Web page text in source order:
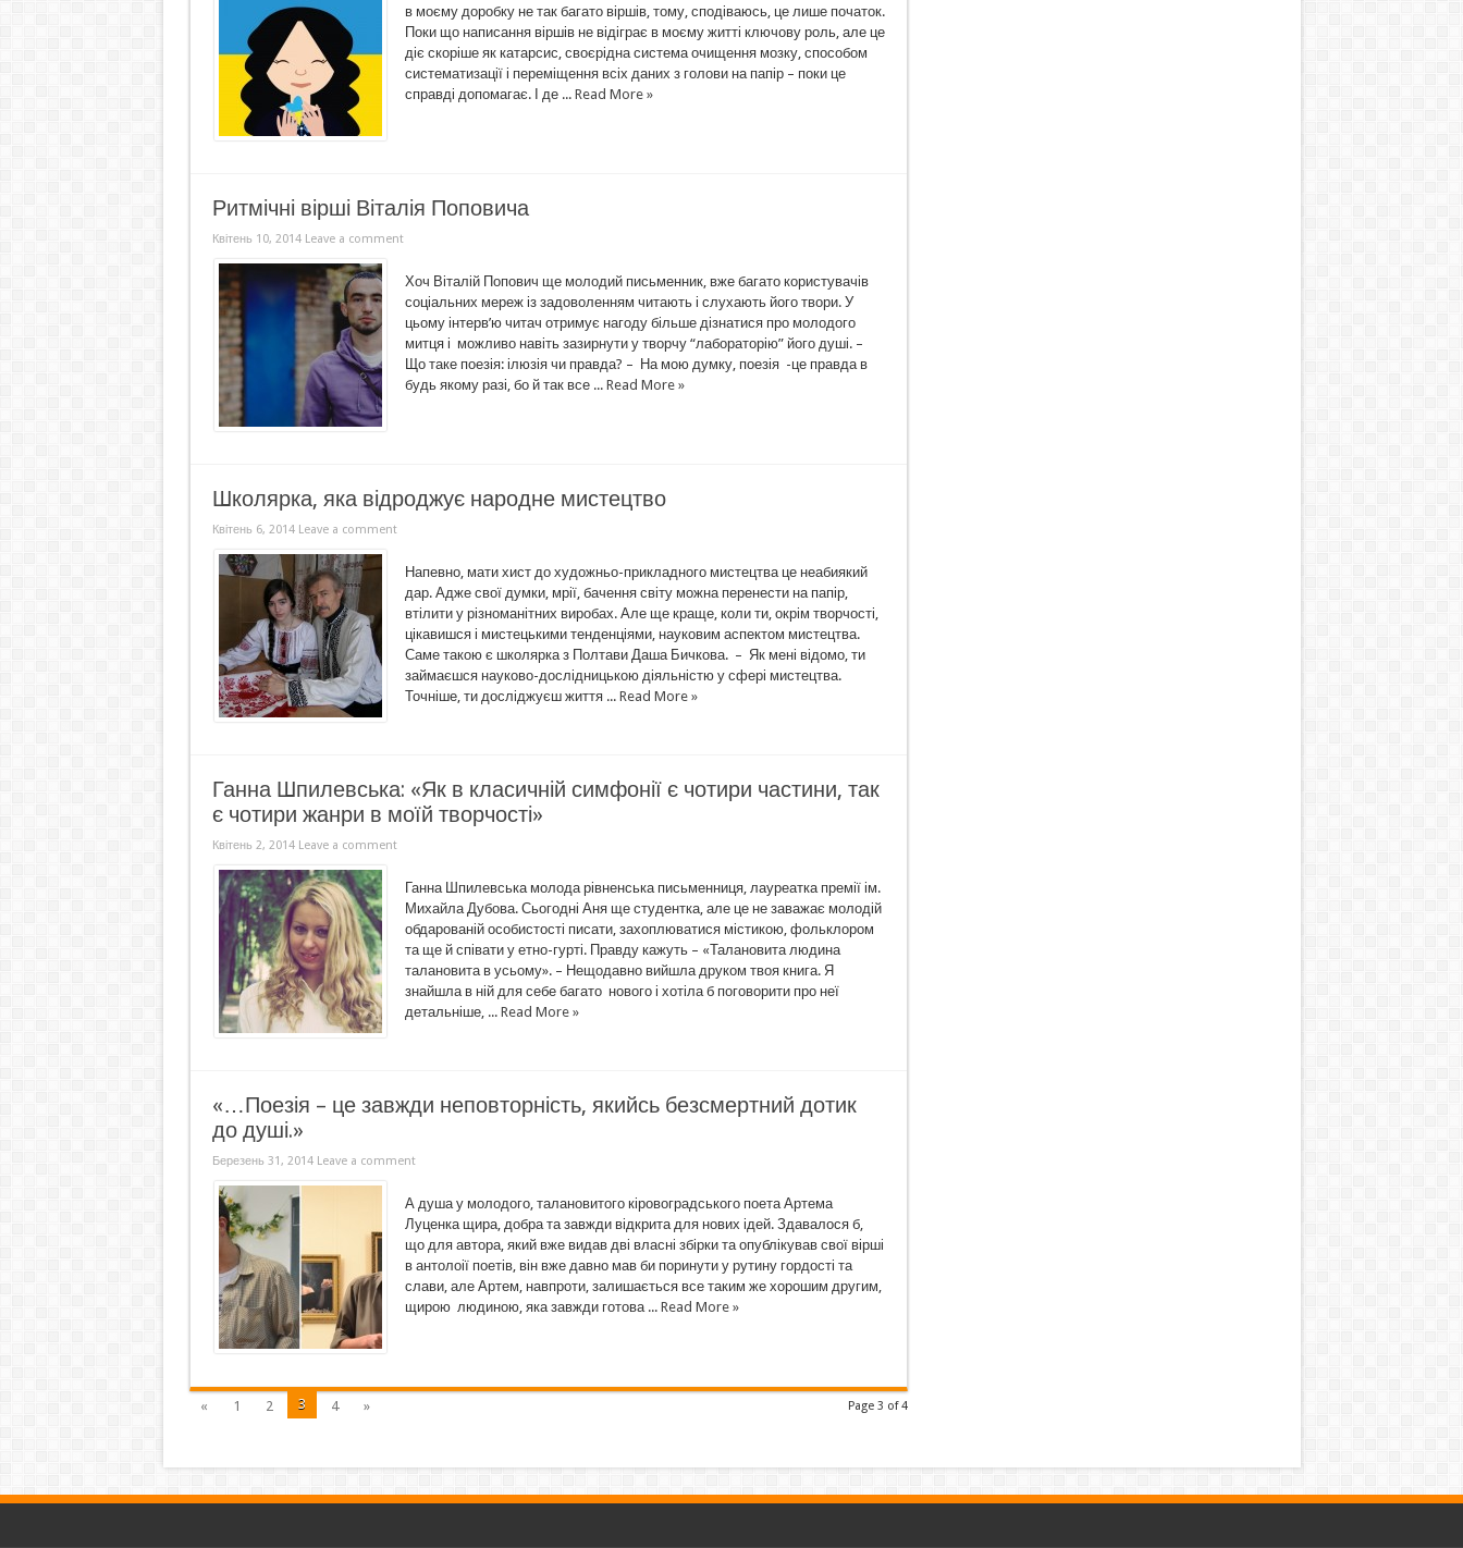
в моєму доробку не так багато віршів, тому, сподіваюсь, це лише початок.
Поки що написання віршів не відіграє в моєму житті ключову роль, але це
діє скоріше як катарсис, своєрідна система очищення мозку, способом
систематизації і переміщення всіх даних з голови на папір – поки це
справді допомагає. І де ... Read More »
Ритмічні вірші Віталія Поповича
Квітень 10, 2014 Leave a comment
Хоч Віталій Попович ще молодий письменник, вже багато користувачів
соціальних мереж із задоволенням читають і слухають його твори. У
цьому інтерв’ю читач отримує нагоду більше дізнатися про молодого
митця і можливо навіть зазирнути у творчу “лабораторію” його душі. –
Що таке поезія: ілюзія чи правда? – На мою думку, поезія -це правда в
будь якому разі, бо й так все ... Read More »
Школярка, яка відроджує народне мистецтво
Квітень 6, 2014 Leave a comment
Напевно, мати хист до художньо-прикладного мистецтва це неабиякий
дар. Адже свої думки, мрії, бачення світу можна перенести на папір,
втілити у різноманітних виробах. Але ще краще, коли ти, окрім творчості,
цікавишся і мистецькими тенденціями, науковим аспектом мистецтва.
Саме такою є школярка з Полтави Даша Бичкова. – Як мені відомо, ти
займаєшся науково-дослідницькою діяльністю у сфері мистецтва.
Точніше, ти досліджуєш життя ... Read More »
Ганна Шпилевська: «Як в класичній симфонії є чотири частини, так
є чотири жанри в моїй творчості»
Квітень 2, 2014 Leave a comment
Ганна Шпилевська молода рівненська письменниця, лауреатка премії ім.
Михайла Дубова. Сьогодні Аня ще студентка, але це не заважає молодій
обдарованій особистості писати, захоплюватися містикою, фольклором
та ще й співати у етно-гурті. Правду кажуть – «Талановита людина
талановита в усьому». – Нещодавно вийшла друком твоя книга. Я
знайшла в ній для себе багато нового і хотіла б поговорити про неї
детальніше, ... Read More »
«…Поезія – це завжди неповторність, якийсь безсмертний дотик
до душі.»
Березень 31, 2014 Leave a comment
А душа у молодого, талановитого кіровоградського поета Артема
Луценка щира, добра та завжди відкрита для нових ідей. Здавалося б,
що для автора, який вже видав дві власні збірки та опублікував свої вірші
в антолоії поетів, він вже давно мав би поринути у рутину гордості та
слави, але Артем, навпроти, залишається все таким же хорошим другим,
щирою людиною, яка завжди готова ... Read More »
Page 3 of 4
« 1 2 3 4 »